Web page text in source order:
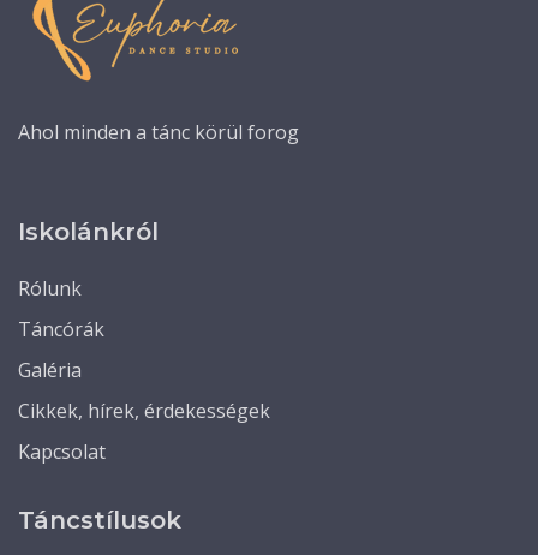
Ahol minden a tánc körül forog
Iskolánkról
Rólunk
Táncórák
Galéria
Cikkek, hírek, érdekességek
Kapcsolat
Táncstílusok